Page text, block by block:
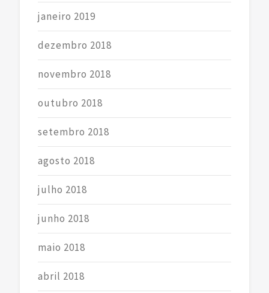
janeiro 2019
dezembro 2018
novembro 2018
outubro 2018
setembro 2018
agosto 2018
julho 2018
junho 2018
maio 2018
abril 2018